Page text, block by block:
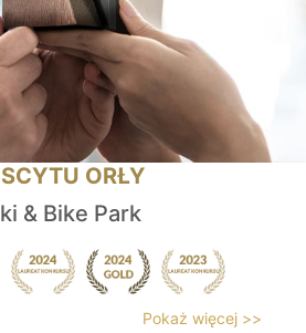
ORŁY
& Bike Park
Pokaż więcej >>